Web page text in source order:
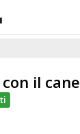
con il cane